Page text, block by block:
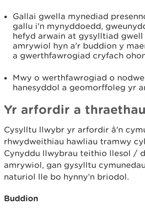
Gallai gwella mynediad
gallu i'n mynyddoedd,
hefyd arwain at gysylltiad gwell
amrywiol hyn a'r buddion y
a gwerthfawrogiad cryfach
Mwy o werthfawrogiad o
hanesyddol a geomorffoleg yr
Yr arfordir a thraethau
Cysylltu llwybr yr arfordir â'n
rhwydweithiau hawliau tramwy
Cynyddu llwybrau teithio llesol /
amrywiol, gan gysylltu
naturiol lle bo hynny’n briodol.
Buddion